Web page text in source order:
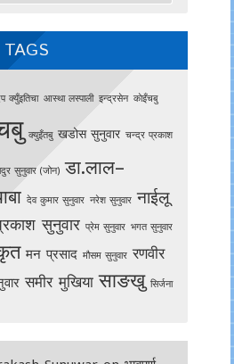
TAGS
क्युँइतिचा आस्था लस्पाली इन्द्रसेन काेइँचबु
क्युइँतबु खडोस सुनुवार चन्द्र प्रकाश
सुनुवार (जोन) डा.लाल–
देव कुमार सुनुवार नरेश सुनुवार नाईलू
सुनुवार प्रेम सुनुवार भगत सुनुवार
मन प्रसाद मौसम सुनुवार रणवीर
समीर मुखिया साङखु सिर्जना